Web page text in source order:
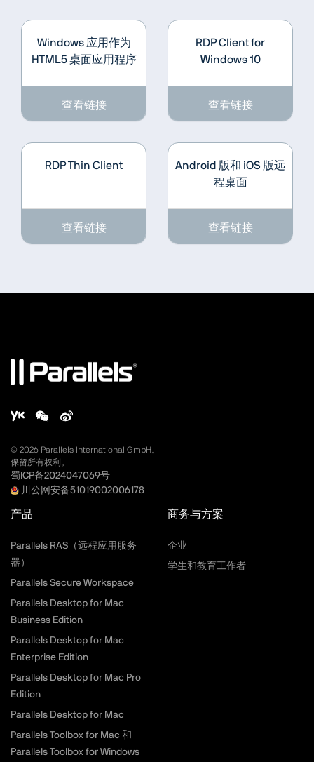
Windows 应用作为
HTML5 桌面应用程序
查看链接
RDP Client for
Windows 10
查看链接
RDP Thin Client
查看链接
Android 版和 iOS 版远
程桌面
查看链接
© 2026 Parallels International GmbH。
保留所有权利。
蜀ICP备2024047069号
川公网安备51019002006178
产品
Parallels RAS（远程应用服务
器）
Parallels Secure Workspace
Parallels Desktop for Mac
Business Edition
Parallels Desktop for Mac
Enterprise Edition
Parallels Desktop for Mac Pro
Edition
Parallels Desktop for Mac
Parallels Toolbox for Mac 和
Parallels Toolbox for Windows
商务与方案
企业
学生和教育工作者